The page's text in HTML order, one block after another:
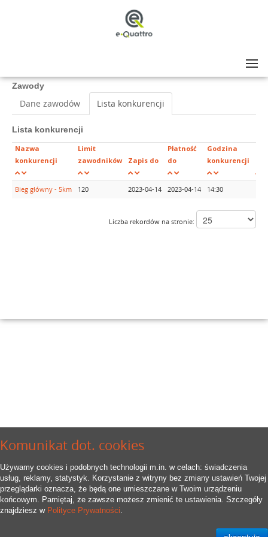
Komunikat dot. cookies
Używamy cookies i podobnych technologii m.in. w celach: świadczenia
usług, reklamy, statystyk. Korzystanie z witryny bez zmiany ustawień Twojej
przeglądarki oznacza, że będą one umieszczane w Twoim urządzeniu
końcowym. Pamiętaj, że zawsze możesz zmienić te ustawienia. Szczegóły
znajdziesz w Polityce Prywatności.
Zawody
Dane zawodów Lista konkurencji
Lista konkurencji
Nazwa
konkurencji
Limit
zawodników
Zapis do
Płatność
do
Godzina
konkurencji
Bieg główny - 5km 120 2023-04-14 2023-04-14 14:30
Liczba rekordów na stronie: